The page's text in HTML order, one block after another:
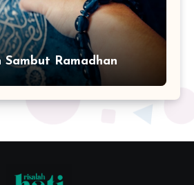
Sambut Ramadhan